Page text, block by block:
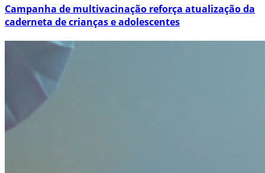
Campanha de multivacinação reforça atualização da
caderneta de crianças e adolescentes